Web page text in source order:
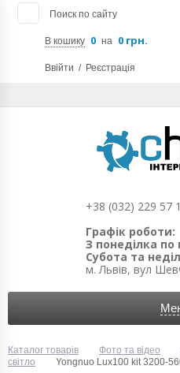
Поиск по сайту
В кошику 0 на 0 грн.
Ввійти / Реєстрація
+38 (032) 229 57
Графік роботи:
З понеділка
Субота та
м. Львів, вул
Каталог товарів Фото та відео
світло
Yongnuo Lux100 kit 3200-